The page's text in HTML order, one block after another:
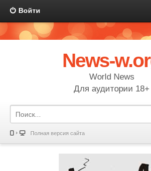
Войти
News-
World News
Для аудитории 18+
Полная версия сайта